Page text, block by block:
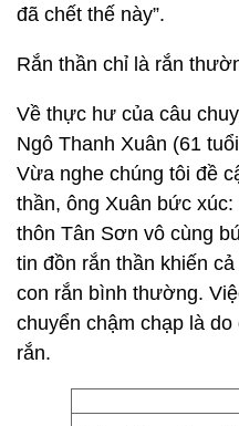
đã chết thế này”.
Rắn thần chỉ là rắn
Về thực hư của câu
Ngô Thanh Xuân (61
Vừa nghe chúng tôi đề
thần, ông Xuân bức
thôn Tân Sơn vô cùng
tin đồn rắn thần khiến
con rắn bình thường.
chuyển chậm chạp là
rắn.